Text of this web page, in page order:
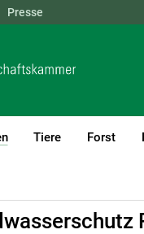
BGLD KTN
Presse
(current)1
Tiere Forst